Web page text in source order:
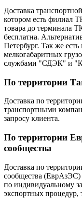
Доставка
котором есть филиал
товара до
бесплатна.
Петербург. Так же
мелкогабаритных
службами "СДЭК" и
По территории
Доставка по
транспортными
запросу клиента.
По территории
сообщества
Доставка по
сообщества (ЕврАзЭС)
по индивидуальному
экспортных процедур,